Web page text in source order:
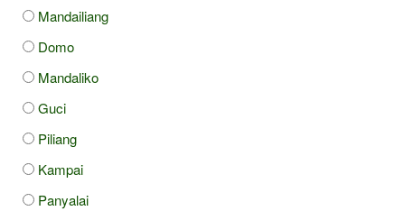
Mandailiang
Domo
Mandaliko
Guci
Piliang
Kampai
Panyalai